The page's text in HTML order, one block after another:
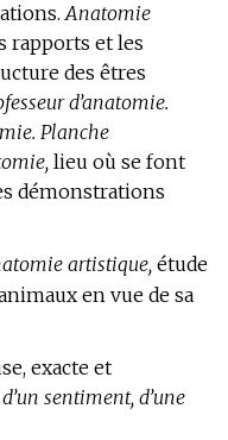
Anatomie
rapports et les
des êtres
d’anatomie.
Planche
lieu où se font
démonstrations
artistique, étude
en vue de sa
exacte et
sentiment, d’une